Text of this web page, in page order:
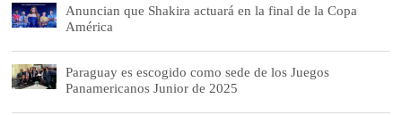
Anuncian que Shakira actuará en la final de la Copa
América
Paraguay es escogido como sede de los Juegos
Panamericanos Junior de 2025